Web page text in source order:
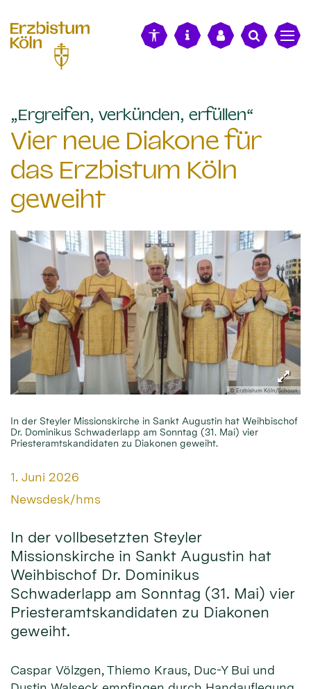
„Ergreifen, verkünden, erfüllen“
Vier neue Diakone für
das Erzbistum Köln
geweiht
© Erzbistum Köln/Schoon
In der Steyler Missionskirche in Sankt Augustin hat Weihbischof
Dr. Dominikus Schwaderlapp am Sonntag (31. Mai) vier
Priesteramtskandidaten zu Diakonen geweiht.
Datum:
1. Juni 2026
Von:
Newsdesk/hms
In der vollbesetzten Steyler
Missionskirche in Sankt Augustin hat
Weihbischof Dr. Dominikus
Schwaderlapp am Sonntag (31. Mai) vier
Priesteramtskandidaten zu Diakonen
geweiht.
Caspar Völzgen, Thiemo Kraus, Duc-Y Bui und